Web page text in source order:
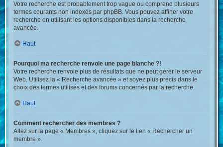
Votre recherche est probablement trop vague ou comprend plusieurs
termes courants non indexés par phpBB. Vous pouvez affiner votre
recherche en utilisant les options disponibles dans la recherche
avancée.
Haut
Pourquoi ma recherche renvoie une page blanche ?!
Votre recherche renvoie plus de résultats que ne peut gérer le serveur
Web. Utilisez la « Recherche avancée » et soyez plus précis dans le
choix des termes utilisés et des forums concernés par la recherche.
Haut
Comment rechercher des membres ?
Allez sur la page « Membres », cliquez sur le lien « Rechercher un
membre ».